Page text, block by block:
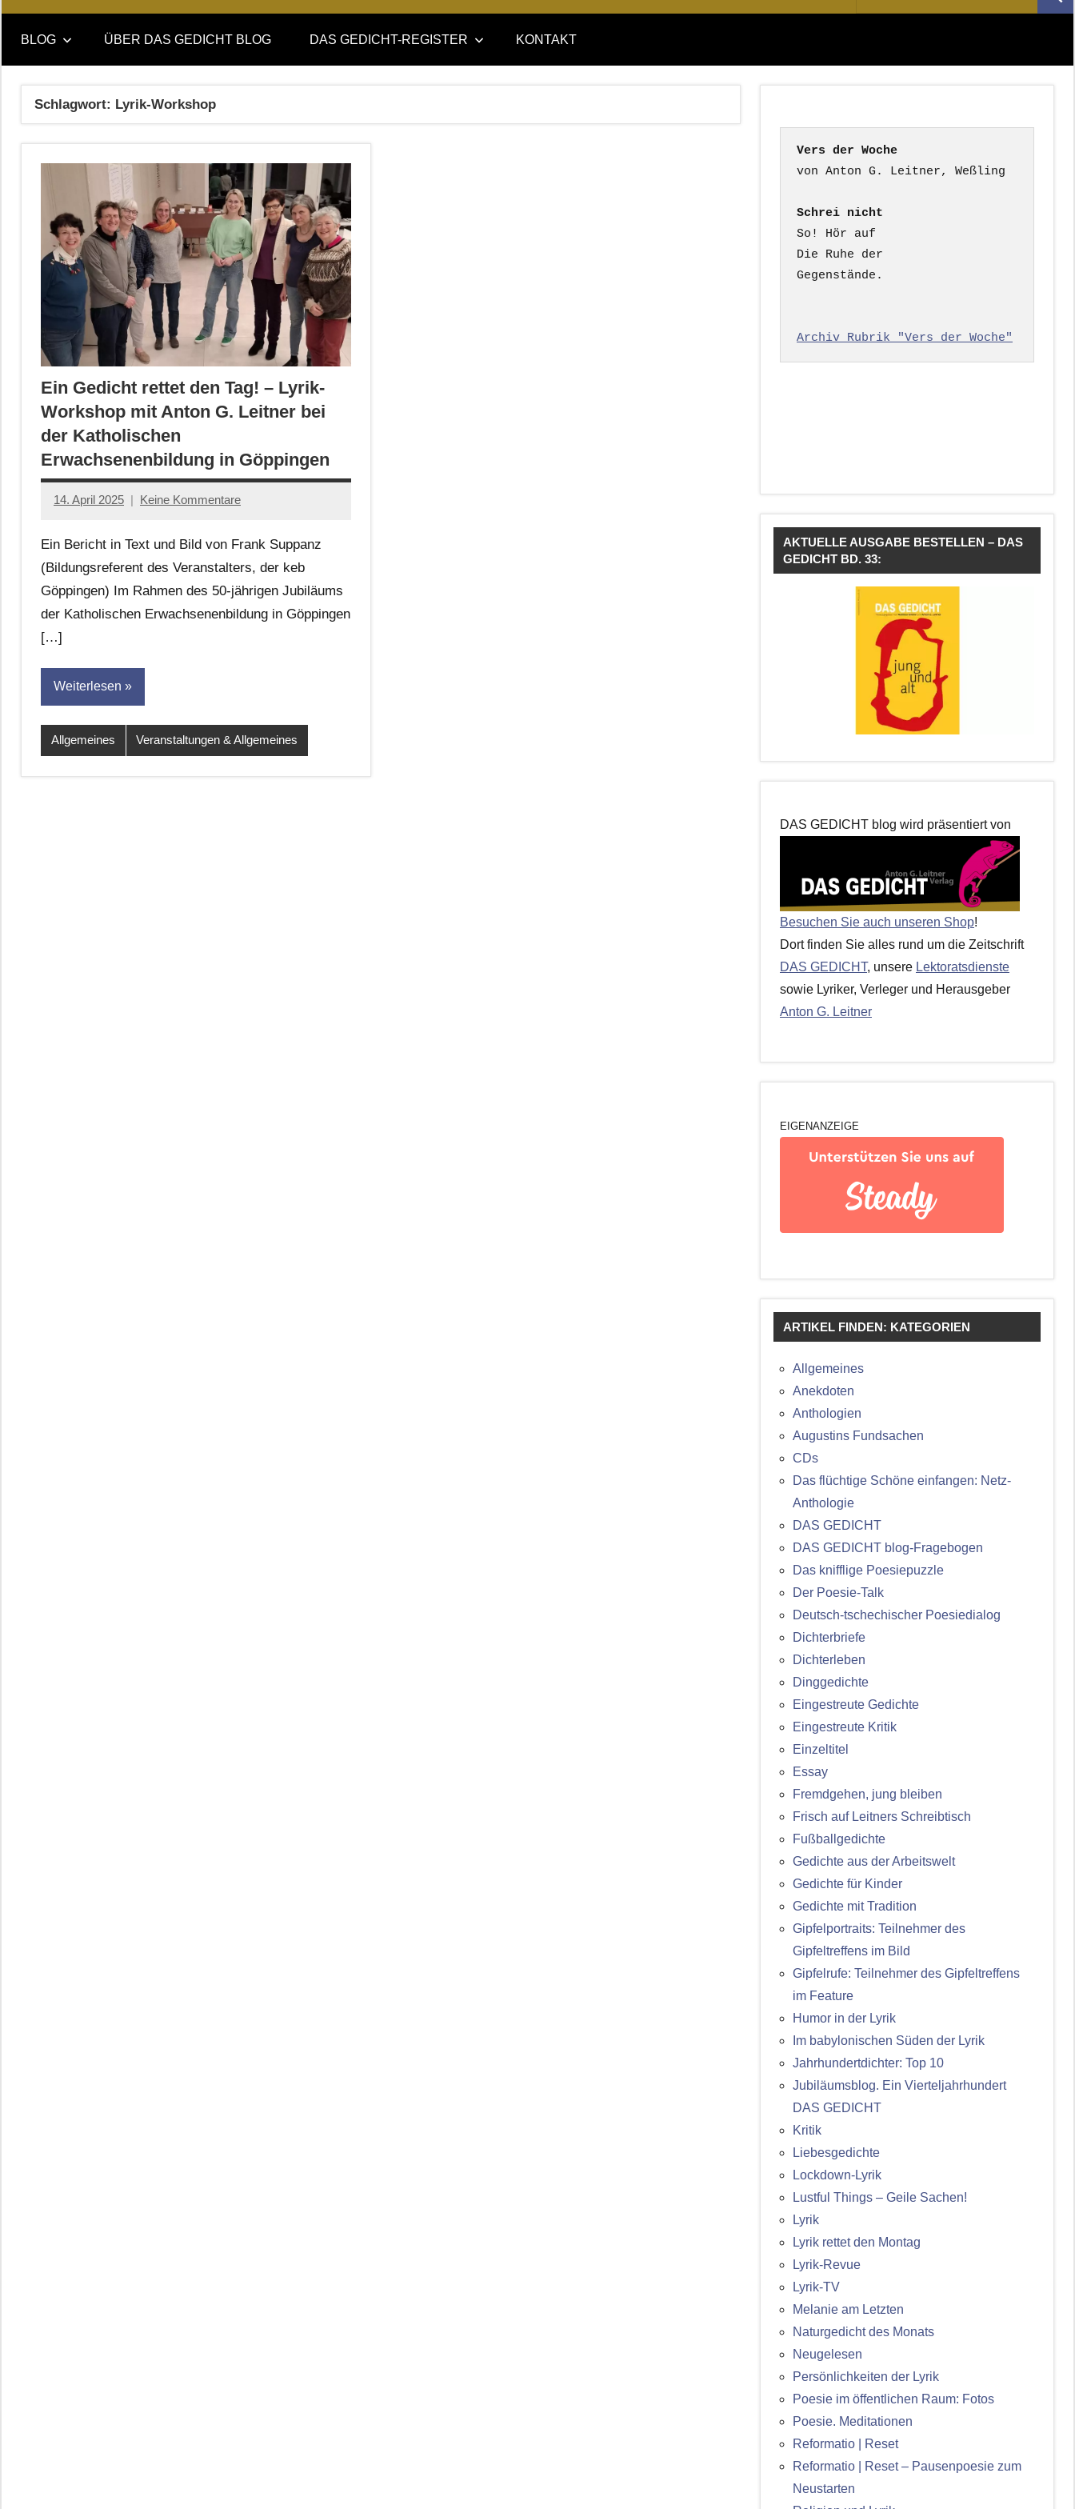
DAS
GEDICHT
blog
DAS
GEDICHT.
Zeitschrift
nach:
BLOG ÜBER DAS GEDICHT BLOG DAS GEDICHT-REGISTER KONTAKT
Schlagwort: Lyrik-Workshop
Ein Gedicht rettet den Tag! – Lyrik-
Workshop mit Anton G. Leitner bei
der Katholischen
Erwachsenenbildung in Göppingen
14. April 2025
Jan-
Hornauer
für
dasgedichtblog
Keine Kommentare
Ein Bericht in Text und Bild von Frank Suppanz
(Bildungsreferent des Veranstalters, der keb
Göppingen) Im Rahmen des 50-jährigen Jubiläums
der Katholischen Erwachsenenbildung in Göppingen
[…]
Weiterlesen
Allgemeines Veranstaltungen & Allgemeines
Vers der Woche
Schrei nicht
So! Hör auf
Die Ruhe der
Gegenstände.
Archiv Rubrik "Vers der Woche"
AKTUELLE AUSGABE BESTELLEN – DAS
GEDICHT BD. 33:
DAS GEDICHT blog wird präsentiert von
Besuchen Sie auch unseren Shop!
Dort finden Sie alles rund um die Zeitschrift
DAS GEDICHT, unsere Lektoratsdienste
sowie Lyriker, Verleger und Herausgeber
Anton G. Leitner
EIGENANZEIGE
ARTIKEL FINDEN: KATEGORIEN
Allgemeines
Anekdoten
Anthologien
Augustins Fundsachen
CDs
Das flüchtige Schöne einfangen: Netz-
Anthologie
DAS GEDICHT
DAS GEDICHT blog-Fragebogen
Das knifflige Poesiepuzzle
Der Poesie-Talk
Deutsch-tschechischer Poesiedialog
Dichterbriefe
Dichterleben
Dinggedichte
Eingestreute Gedichte
Eingestreute Kritik
Einzeltitel
Essay
Fremdgehen, jung bleiben
Frisch auf Leitners Schreibtisch
Fußballgedichte
Gedichte aus der Arbeitswelt
Gedichte für Kinder
Gedichte mit Tradition
Gipfelportraits: Teilnehmer des
Gipfeltreffens im Bild
Gipfelrufe: Teilnehmer des Gipfeltreffens
im Feature
Humor in der Lyrik
Im babylonischen Süden der Lyrik
Jahrhundertdichter: Top 10
Jubiläumsblog. Ein Vierteljahrhundert
DAS GEDICHT
Kritik
Liebesgedichte
Lockdown-Lyrik
Lustful Things – Geile Sachen!
Lyrik
Lyrik rettet den Montag
Lyrik-Revue
Lyrik-TV
Melanie am Letzten
Naturgedicht des Monats
Neugelesen
Persönlichkeiten der Lyrik
Poesie im öffentlichen Raum: Fotos
Poesie. Meditationen
Reformatio | Reset
Reformatio | Reset – Pausenpoesie zum
Neustarten